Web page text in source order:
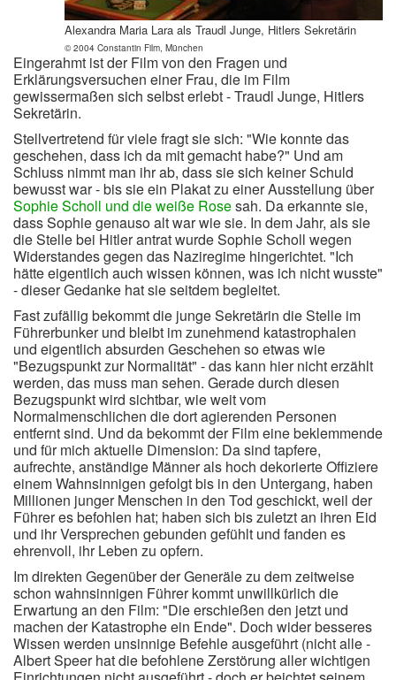
Alexandra Maria Lara als Traudl Junge, Hitlers Sekretärin
© 2004 Constantin Film, München
Eingerahmt ist der Film von den Fragen und
Erklärungsversuchen einer Frau, die im Film
gewissermaßen sich selbst erlebt - Traudl Junge, Hitlers
Sekretärin.
Stellvertretend für viele fragt sie sich: "Wie konnte das
geschehen, dass ich da mit gemacht habe?" Und am
Schluss nimmt man ihr ab, dass sie sich keiner Schuld
bewusst war - bis sie ein Plakat zu einer Ausstellung über
Sophie Scholl und die weiße Rosesah. Da erkannte sie,
dass Sophie genauso alt war wie sie. In dem Jahr, als sie
die Stelle bei Hitler antrat wurde Sophie Scholl wegen
Widerstandes gegen das Naziregime hingerichtet. "Ich
hätte eigentlich auch wissen können, was ich nicht wusste"
- dieser Gedanke hat sie seitdem begleitet.
Fast zufällig bekommt die junge Sekretärin die Stelle im
Führerbunker und bleibt im zunehmend katastrophalen
und eigentlich absurden Geschehen so etwas wie
"Bezugspunkt zur Normalität" - das kann hier nicht erzählt
werden, das muss man sehen. Gerade durch diesen
Bezugspunkt wird sichtbar, wie weit vom
Normalmenschlichen die dort agierenden Personen
entfernt sind. Und da bekommt der Film eine beklemmende
und für mich aktuelle Dimension: Da sind tapfere,
aufrechte, anständige Männer als hoch dekorierte Offiziere
einem Wahnsinnigen gefolgt bis in den Untergang, haben
Millionen junger Menschen in den Tod geschickt, weil der
Führer es befohlen hat; haben sich bis zuletzt an ihren Eid
und ihr Versprechen gebunden gefühlt und fanden es
ehrenvoll, ihr Leben zu opfern.
Im direkten Gegenüber der Generäle zu dem zeitweise
schon wahnsinnigen Führer kommt unwillkürlich die
Erwartung an den Film: "Die erschießen den jetzt und
machen der Katastrophe ein Ende". Doch wider besseres
Wissen werden unsinnige Befehle ausgeführt (nicht alle -
Albert Speer hat die befohlene Zerstörung aller wichtigen